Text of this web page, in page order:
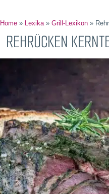
Home» Lexika» Grill-Lexikon»
REHRÜCKEN